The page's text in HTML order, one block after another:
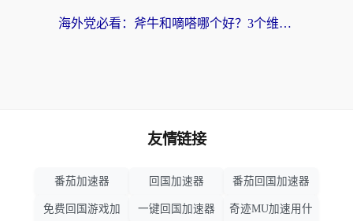
海外党必看：斧牛和嘀嗒哪个好？3个维度教你选对回国加速器
友情链接
番茄加速器 回国加速器 番茄回国加速器
免费回国游戏加 一键回国加速器 奇迹MU加速用什